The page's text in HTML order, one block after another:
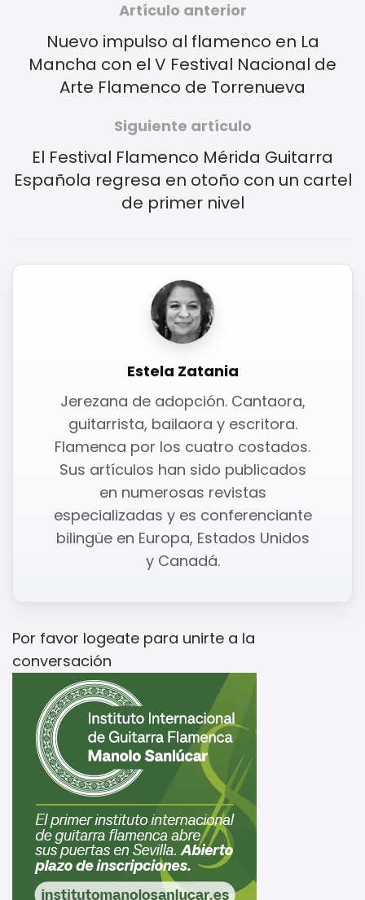
Artículo anterior
Nuevo impulso al flamenco en La
Mancha con el V Festival Nacional de
Arte Flamenco de Torrenueva
Siguiente artículo
El Festival Flamenco Mérida Guitarra
Española regresa en otoño con un cartel
de primer nivel
Estela Zatania
Jerezana de adopción. Cantaora,
guitarrista, bailaora y escritora.
Flamenca por los cuatro costados.
Sus artículos han sido publicados
en numerosas revistas
especializadas y es conferenciante
bilingüe en Europa, Estados Unidos
y Canadá.
Por favor logeate para unirte a la
conversación